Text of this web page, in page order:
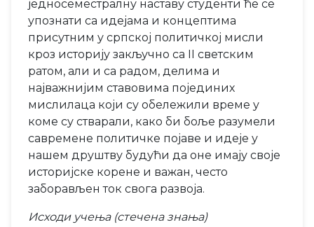
једносеместралну наставу студенти ће се
упознати са идејама и концептима
присутним у српској политичкој мисли
кроз историју закључно са II светским
ратом, али и са радом, делима и
најважнијим ставовима појединих
мислилаца који су обележили време у
коме су стварали, како би боље разумели
савремене политичке појаве и идеје у
нашем друштву будући да оне имају своје
историјске корене и важан, често
заборављен ток свога развоја.
Исходи учења (стечена знања)